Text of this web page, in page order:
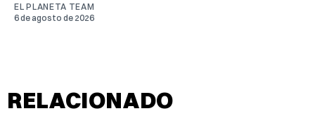
EL PLANETA TEAM
6 de agosto de 2026
RELACIONADO